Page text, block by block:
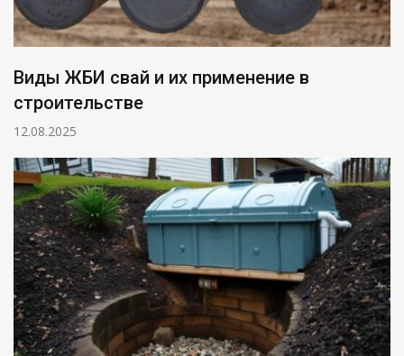
Виды ЖБИ свай и их применение в
строительстве
12.08.2025